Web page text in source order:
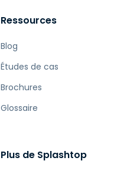
Ressources
Blog
Études de cas
Brochures
Glossaire
Plus de Splashtop